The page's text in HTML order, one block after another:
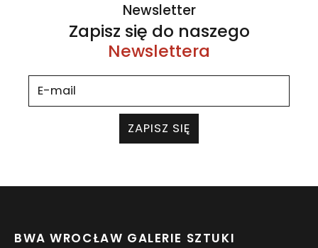
Newsletter
Zapisz się do naszego
Newslettera
ZAPISZ SIĘ
BWA WROCŁAW GALERIE SZTUKI